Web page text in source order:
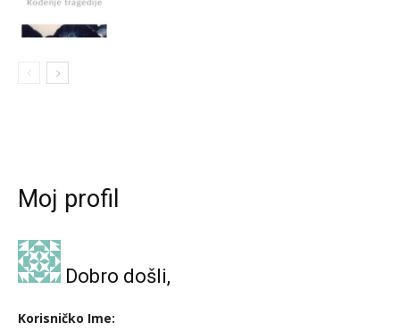
Moj profil
Dobro došli,
Korisničko Ime: